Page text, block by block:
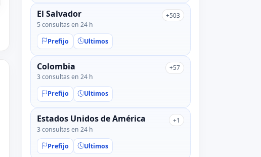
El Salvador
5 consultas en 24 h
+503
Prefijo Ultimos
Colombia
3 consultas en 24 h
+57
Prefijo Ultimos
Estados Unidos de América
3 consultas en 24 h
+1
Prefijo Ultimos